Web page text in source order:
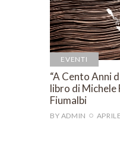
EVENTI
“A Cento Anni
libro di Michele
Fiumalbi
BY ADMIN